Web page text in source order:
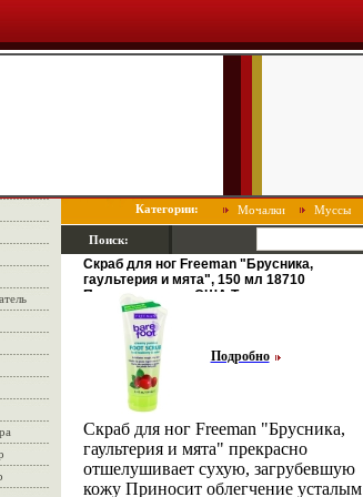
Категории: Мочалки Муссы
Поиск:
Скраб для ног Freeman "Брусника,
гаультерия и мята", 150 мл 18710
Производитель: США Товар
сертифицирован инфо 213r.
Подробно
Скраб для ног Freeman "Брусника,
гаультерия и мята" прекрасно
отшелушивает сухую, загрубевшую
кожу Приносит облегчение усталым